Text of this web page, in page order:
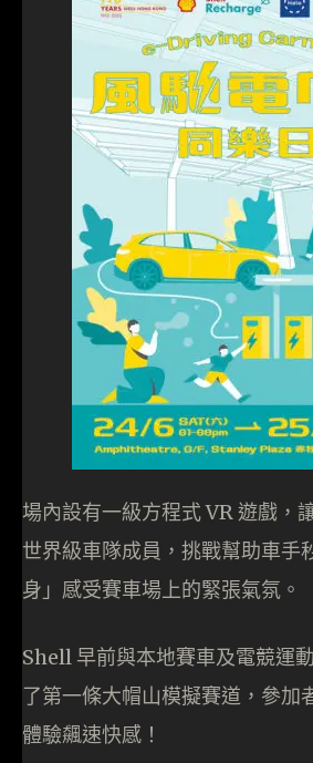
場內設有一級方程式 VR 遊戲，
世界級車隊成員，挑戰幫助車手
身」感受賽車場上的緊張氣氛。
Shell 早前與本地賽車及電競運
了第一條大帽山模擬賽道，參加
體驗飆速快感！